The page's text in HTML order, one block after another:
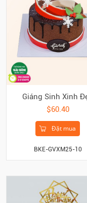
Giáng Sinh Xinh
$60.40
Đặt mua
BKE-GVXM25-10